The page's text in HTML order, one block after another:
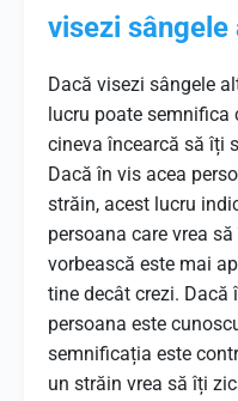
visezi sângele
Dacă visezi sângele
lucru poate semnifica
cineva încearcă să îți
Dacă în vis acea
străin, acest lucru
persoana care vrea să
vorbească este mai
tine decât crezi. Dacă
persoana este
semnificația este
un străin vrea să îți